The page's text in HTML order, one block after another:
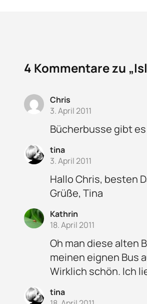
4 Kommentare zu
Chris
3. April 2011
Bücherbusse gibt
tina
3. April 2011
Hallo Chris, besten
Grüße, Tina
Kathrin
18. April 2011
Oh man diese alten
meinen eignen Bus
Wirklich schön. Ich
tina